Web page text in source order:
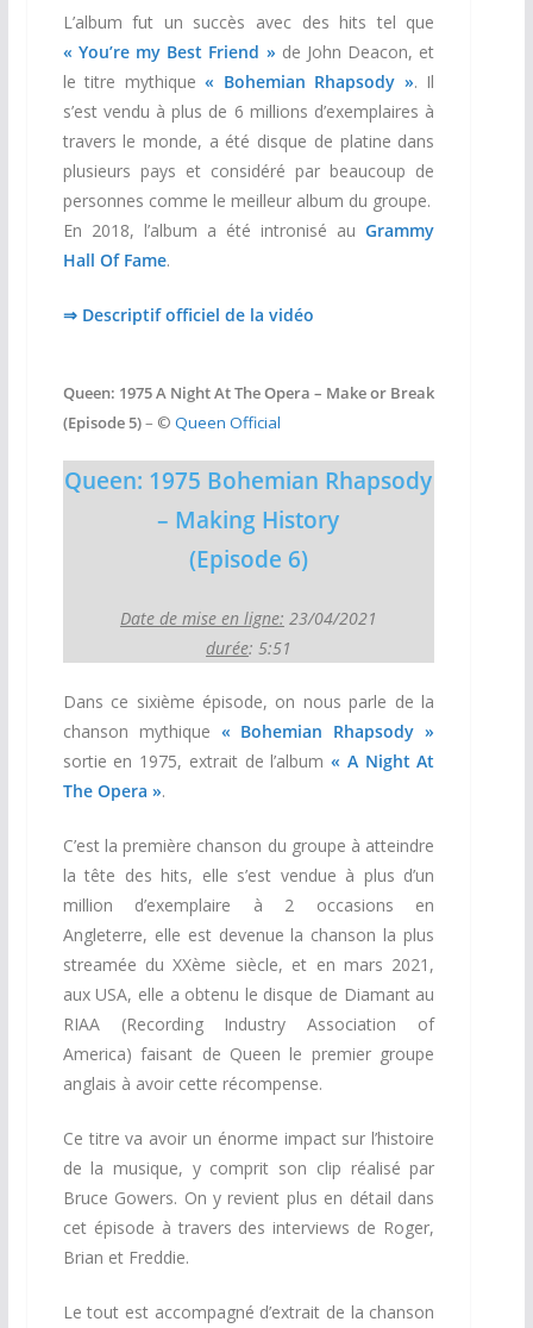
L’album fut un succès avec des hits tel que
« You’re my Best Friend » de John Deacon, et
le titre mythique« Bohemian Rhapsody ». Il
s’est vendu à plus de 6 millions d’exemplaires à
travers le monde, a été disque de platine dans
plusieurs pays et considéré par beaucoup de
personnes comme le meilleur album du groupe.
En 2018, l’album a été intronisé auGrammy
Hall Of Fame.
⇒ Descriptif officiel de la vidéo
Queen: 1975 A Night At The Opera – Make or Break
(Episode 5)– © Queen Official
Queen: 1975 Bohemian Rhapsody
– Making History
(Episode 6)
Date de mise en ligne: 23/04/2021
durée: 5:51
Dans ce sixième épisode, on nous parle de la
chanson mythique « Bohemian Rhapsody »
sortie en 1975, extrait de l’album« A Night At
The Opera ».
C’est la première chanson du groupe à atteindre
la tête des hits, elle s’est vendue à plus d’un
million d’exemplaire à 2 occasions en
Angleterre, elle est devenue la chanson la plus
streamée du XXème siècle, et en mars 2021,
aux USA, elle a obtenu le disque de Diamant au
RIAA (Recording Industry Association of
America) faisant de Queen le premier groupe
anglais à avoir cette récompense.
Ce titre va avoir un énorme impact sur l’histoire
de la musique, y comprit son clip réalisé par
Bruce Gowers. On y revient plus en détail dans
cet épisode à travers des interviews de Roger,
Brian et Freddie.
Le tout est accompagné d’extrait de la chanson